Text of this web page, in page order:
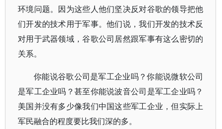
环境问题。因为这些人他们坚决反对谷歌的领导把他
们开发的技术用于军事。他们说，我们开发的技术反
对用于武器领域，谷歌公司居然跟军事有这么密切的
关系。
你能说谷歌公司是军工企业吗？你能说微软公司
是军工企业吗？甚至你能说波音公司是军工企业吗？
美国并没有多少像我们中国这些军工企业，但实际上
军民融合的程度要比我们深的多。